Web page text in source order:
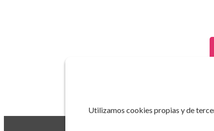
Utilizamos cookies propias y de